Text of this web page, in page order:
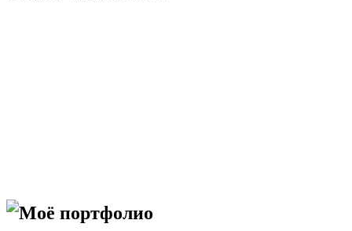
Моё портфолио